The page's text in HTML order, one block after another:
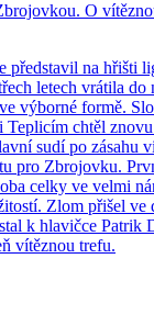
O
představil na hřišti
letech vrátila do
výborné formě.
chtěl
sudí po zásahu
pro Zbrojovku.
celky ve velmi
Zlom přišel ve
k hlavičce Patrik
vítěznou trefu.